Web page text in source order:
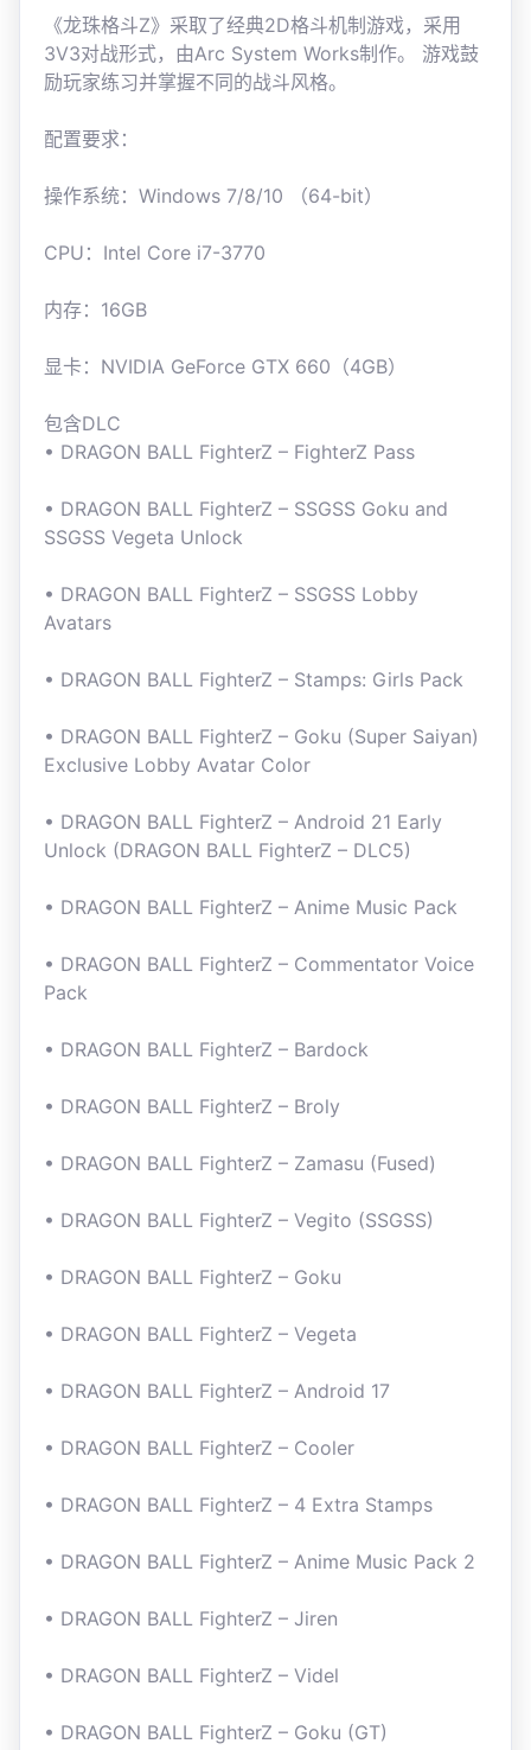
《龙珠格斗Z》采取了经典2D格斗机制游戏，采用
3V3对战形式，由Arc System Works制作。 游戏鼓
励玩家练习并掌握不同的战斗风格。
配置要求：
操作系统：Windows 7/8/10 （64-bit）
CPU：Intel Core i7-3770
内存：16GB
显卡：NVIDIA GeForce GTX 660（4GB）
包含DLC
• DRAGON BALL FighterZ – FighterZ Pass
• DRAGON BALL FighterZ – SSGSS Goku and
SSGSS Vegeta Unlock
• DRAGON BALL FighterZ – SSGSS Lobby
Avatars
• DRAGON BALL FighterZ – Stamps: Girls Pack
• DRAGON BALL FighterZ – Goku (Super Saiyan)
Exclusive Lobby Avatar Color
• DRAGON BALL FighterZ – Android 21 Early
Unlock (DRAGON BALL FighterZ – DLC5)
• DRAGON BALL FighterZ – Anime Music Pack
• DRAGON BALL FighterZ – Commentator Voice
Pack
• DRAGON BALL FighterZ – Bardock
• DRAGON BALL FighterZ – Broly
• DRAGON BALL FighterZ – Zamasu (Fused)
• DRAGON BALL FighterZ – Vegito (SSGSS)
• DRAGON BALL FighterZ – Goku
• DRAGON BALL FighterZ – Vegeta
• DRAGON BALL FighterZ – Android 17
• DRAGON BALL FighterZ – Cooler
• DRAGON BALL FighterZ – 4 Extra Stamps
• DRAGON BALL FighterZ – Anime Music Pack 2
• DRAGON BALL FighterZ – Jiren
• DRAGON BALL FighterZ – Videl
• DRAGON BALL FighterZ – Goku (GT)